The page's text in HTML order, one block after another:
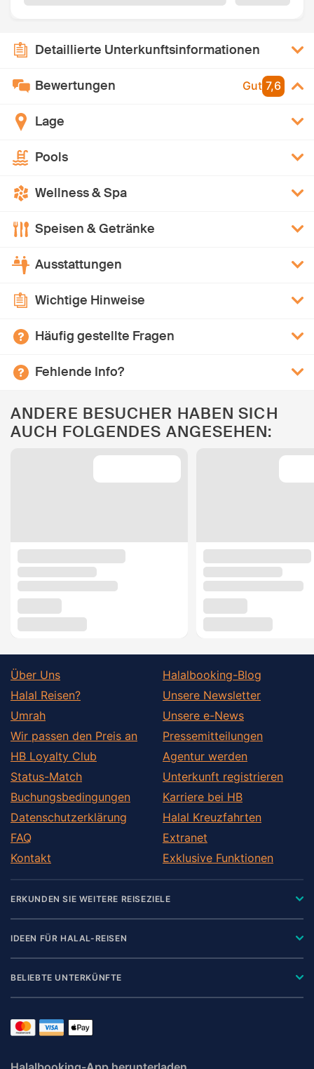
Detaillierte Unterkunftsinformationen
Bewertungen Gut 7,6
Lage
Pools
Wellness & Spa
Speisen & Getränke
Ausstattungen
Wichtige Hinweise
Häufig gestellte Fragen
Fehlende Info?
ANDERE BESUCHER HABEN SICH
AUCH FOLGENDES ANGESEHEN:
Über Uns
Halal Reisen?
Umrah
Wir passen den Preis an
HB Loyalty Club
Status-Match
Buchungsbedingungen
Datenschutzerklärung
FAQ
Kontakt
Halalbooking-Blog
Unsere Newsletter
Unsere e-News
Pressemitteilungen
Agentur werden
Unterkunft registrieren
Karriere bei HB
Halal Kreuzfahrten
Extranet
Exklusive Funktionen
ERKUNDEN SIE WEITERE REISEZIELE
IDEEN FÜR HALAL-REISEN
BELIEBTE UNTERKÜNFTE